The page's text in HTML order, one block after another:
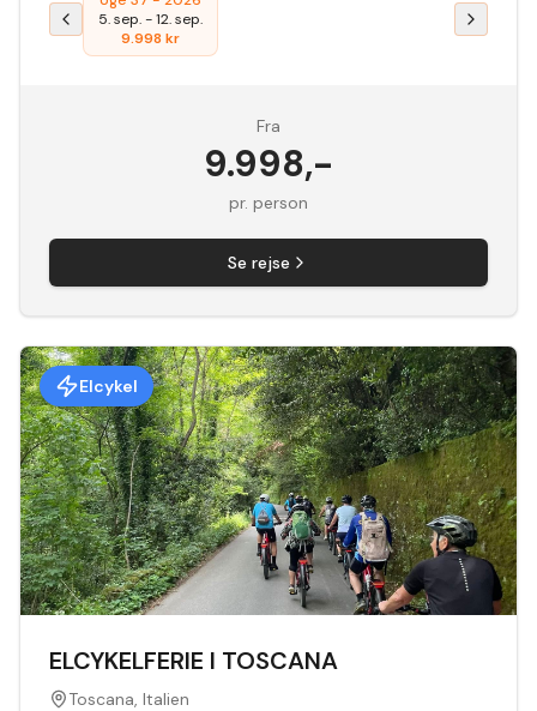
5. sep.-12. sep.
9.998 kr
Fra
9.998,-
pr. person
Se rejse
Elcykel
ELCYKELFERIE I TOSCANA
Toscana, Italien